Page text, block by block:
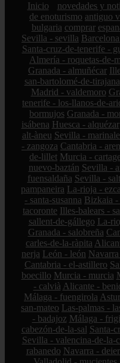
Inicio novedades y
de enoturismo antiguo
bulgaria comprar
Sevilla - sevilla
Santa-cruz-de-tenerife -
Almería - roquetas-de-
Granada - almuñécar
san-bartolomé-de-tirajana
Madrid - valdemoro
tenerife - los-llanos-de-
bormujos Granada -
isábena Huesca - alquézar
alt-àneu Sevilla -
- zangoza Cantabria -
de-lillet Murcia -
nuevo-baztán Sevilla -
fuensaldaña Sevilla -
pampaneira La-rioja -
- santa-susanna Bizkaia -
tacoronte Illes-balears -
sallent-de-gállego La-
Granada - salobreña
carles-de-la-ràpita
nerja León - león
Cantabria - el-astillero
boecillo Murcia - murcia
- calvià Alicante -
Málaga - fuengirola
san-mateo Las-palmas -
- badajoz Málaga -
cabezón-de-la-sal Santa-
Sevilla - valencina-de-la-
rabanedo Navarra -